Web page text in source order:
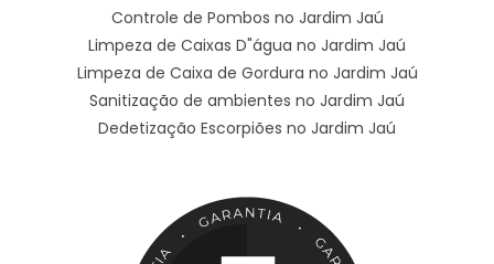
Controle de Pombos no Jardim Jaú
Limpeza de Caixas D"água no Jardim Jaú
Limpeza de Caixa de Gordura no Jardim Jaú
Sanitização de ambientes no Jardim Jaú
Dedetização Escorpiões no Jardim Jaú